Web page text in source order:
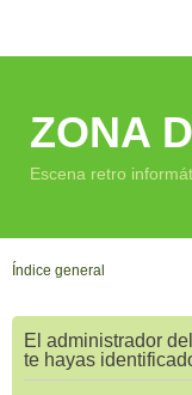
ZONA
Escena retro
Índice general
El administrador
te hayas